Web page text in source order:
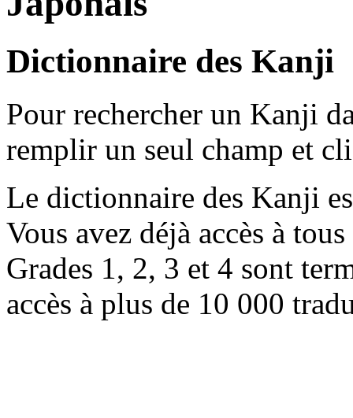
Dictionnaire des Kanji
Pour rechercher un Kanji
remplir un seul champ et
Le dictionnaire des Kanji
Vous avez déjà accès à
Grades 1, 2, 3 et 4 sont
accès à plus de 10 000